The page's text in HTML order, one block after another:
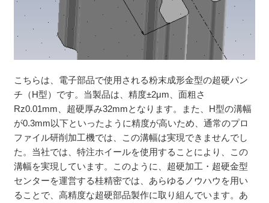
こちらは、電子部品で使用される粉末成形金型の超硬パン
チ（H型）です。当製品は、精度±2μm、面粗さ
Rz0.01mm、超硬厚み32mmとなります。また、H型の溝幅
が0.3mm以下といったように精度が高いため、通常のプロ
ファイル研削加工機では、この溝幅は実現できませんでし
た。当社では、特注ホイールを使用することにより、この
溝幅を実現しています。このように、超硬加工・超硬金型
センターを運営する桂精密では、あらゆるノウハウを用い
ることで、高精度な超硬部品製作に取り組んでいます。あ